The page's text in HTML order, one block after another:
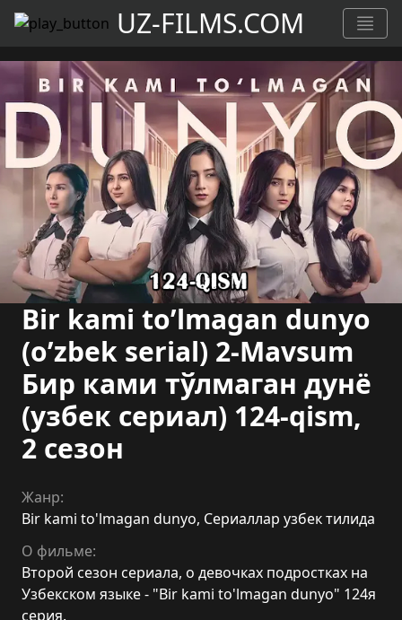
UZ-FILMS.COM
Bir kami to’lmagan dunyo
(o’zbek serial) 2-Mavsum
Бир ками тўлмаган дунё
(узбек сериал) 124-qism,
2 сезон
Жанр:
Bir kami to'lmagan dunyo, Сериаллар узбек тилида
О фильме:
Второй сезон сериала, о девочках подростках на
Узбекском языке - "Bir kami to'lmagan dunyo" 124я
серия.